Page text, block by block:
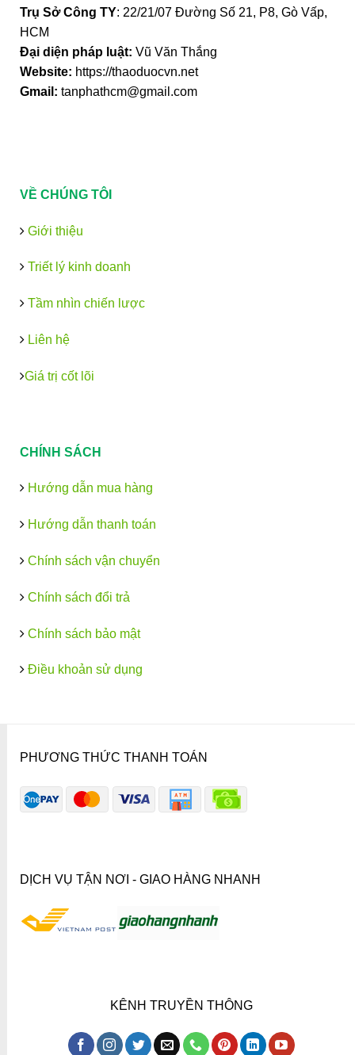
Trụ Sở Công TY: 22/21/07 Đường Số 21, P8, Gò Vấp,
HCM
Đại diện pháp luật: Vũ Văn Thắng
Website: https://thaoduocvn.net
Gmail: tanphathcm@gmail.com
VỀ CHÚNG TÔI
Giới thiệu
Triết lý kinh doanh
Tầm nhìn chiến lược
Liên hệ
Giá trị cốt lõi
CHÍNH SÁCH
Hướng dẫn mua hàng
Hướng dẫn thanh toán
Chính sách vận chuyển
Chính sách đổi trả
Chính sách bảo mật
Điều khoản sử dụng
PHƯƠNG THỨC THANH TOÁN
DỊCH VỤ TẬN NƠI - GIAO HÀNG NHANH
KÊNH TRUYỀN THÔNG